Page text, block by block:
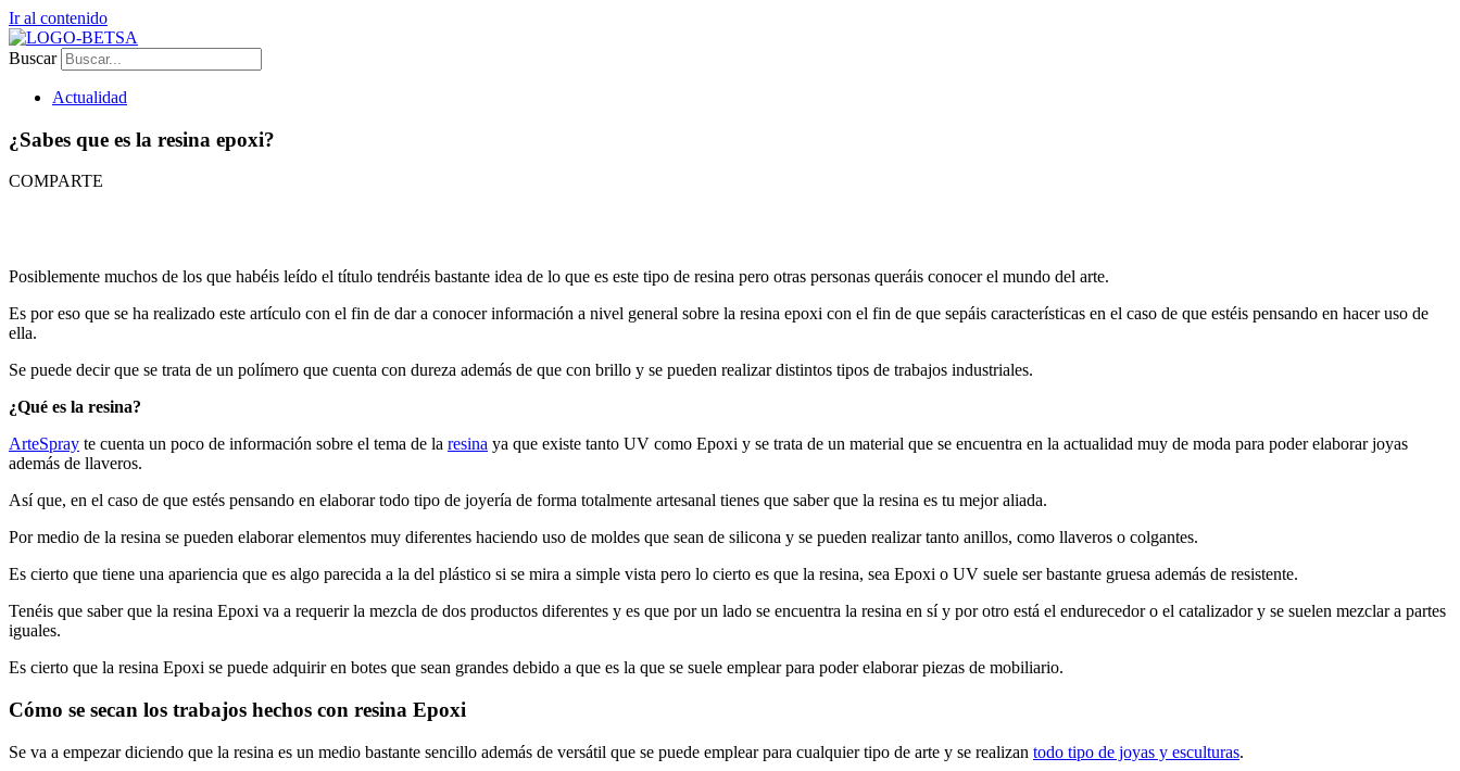
Ir al contenido
Buscar
Actualidad
¿Sabes que es la resina epoxi?
COMPARTE
Posiblemente muchos de los que habéis leído el título tendréis bastante idea de lo que es este tipo de resina pero otras personas queráis conocer el mundo del arte.
Es por eso que se ha realizado este artículo con el fin de dar a conocer información a nivel general sobre la resina epoxi con el fin de que sepáis características en el caso de que estéis pensando en hacer uso de
ella.
Se puede decir que se trata de un polímero que cuenta con dureza además de que con brillo y se pueden realizar distintos tipos de trabajos industriales.
¿Qué es la resina?
ArteSpray te cuenta un poco de información sobre el tema de la resina ya que existe tanto UV como Epoxi y se trata de un material que se encuentra en la actualidad muy de moda para poder elaborar joyas
además de llaveros.
Así que, en el caso de que estés pensando en elaborar todo tipo de joyería de forma totalmente artesanal tienes que saber que la resina es tu mejor aliada.
Por medio de la resina se pueden elaborar elementos muy diferentes haciendo uso de moldes que sean de silicona y se pueden realizar tanto anillos, como llaveros o colgantes.
Es cierto que tiene una apariencia que es algo parecida a la del plástico si se mira a simple vista pero lo cierto es que la resina, sea Epoxi o UV suele ser bastante gruesa además de resistente.
Tenéis que saber que la resina Epoxi va a requerir la mezcla de dos productos diferentes y es que por un lado se encuentra la resina en sí y por otro está el endurecedor o el catalizador y se suelen mezclar a partes
iguales.
Es cierto que la resina Epoxi se puede adquirir en botes que sean grandes debido a que es la que se suele emplear para poder elaborar piezas de mobiliario.
Cómo se secan los trabajos hechos con resina Epoxi
Se va a empezar diciendo que la resina es un medio bastante sencillo además de versátil que se puede emplear para cualquier tipo de arte y se realizan todo tipo de joyas y esculturas.